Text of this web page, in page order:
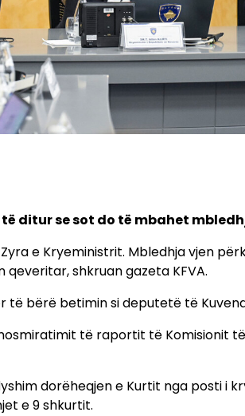
ditur se sot do të mbahet
e Kryeministrit. Mbledhja vjen
shkruan gazeta KFVA.
të bërë betimin si deputetë të
të raportit të Komisionit
dorëheqjen e Kurtit nga posti i
e 9 shkurtit.